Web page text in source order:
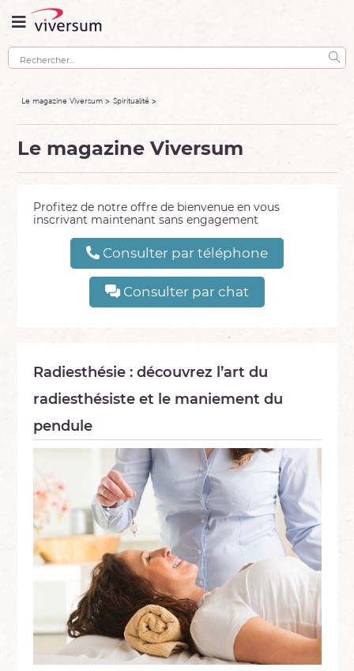
Le magazine Viversum Spiritualité
Le magazine Viversum
Profitez de notre offre de bienvenue en vous
inscrivant maintenant sans engagement
Consulter par téléphone
Consulter par chat
Radiesthésie : découvrez l’art du
radiesthésiste et le maniement du
pendule